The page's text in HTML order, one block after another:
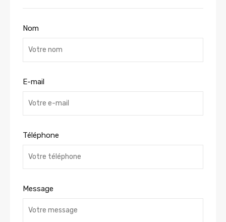
Nom
E-mail
Téléphone
Message